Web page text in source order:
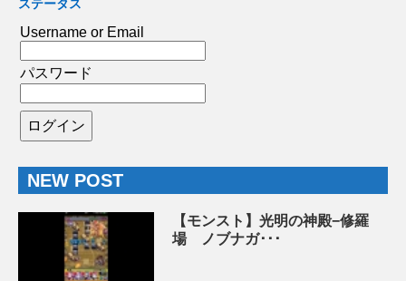
ステータス
Username or Email
パスワード
NEW POST
【モンスト】光明の神殿−修羅
場 ノブナガ･･･